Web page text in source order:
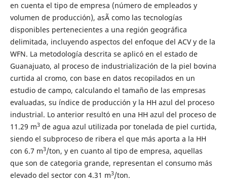
en cuenta el tipo de empresa (número de empleados y
volumen de producción), asÃ­ como las tecnologías
disponibles pertenecientes a una región geográfica
delimitada, incluyendo aspectos del enfoque del ACV y de la
WFN. La metodología descrita se aplicó en el estado de
Guanajuato, al proceso de industrialización de la piel bovina
curtida al cromo, con base en datos recopilados en un
estudio de campo, calculando el tamaño de las empresas
evaluadas, su índice de producción y la HH azul del proceso
industrial. Lo anterior resultó en una HH azul del proceso de
11.29 m3de agua azul utilizada por tonelada de piel curtida,
siendo el subproceso de ribera el que más aporta a la HH
con 6.7 m3/ton, y en cuanto al tipo de empresa, aquellas
que son de categoria grande, representan el consumo más
elevado del sector con 4.31 m3/ton.